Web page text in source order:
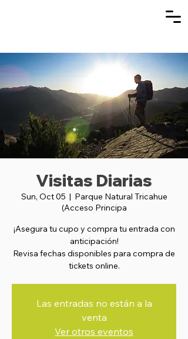
Visitas Diarias
Sun, Oct 05
  |
Parque Natural Tricahue
(Acceso Principa
¡Asegura tu cupo y compra tu entrada con
anticipación!
Revisa fechas disponibles para compra de
tickets online.
Las entradas no están a la
venta
Ver otros eventos